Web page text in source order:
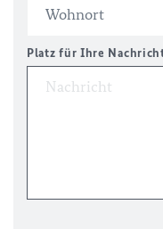
Platz für Ihre